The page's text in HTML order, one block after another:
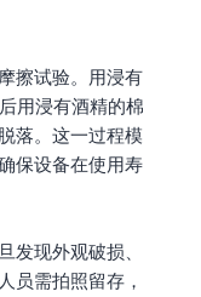
擦试验。用浸有
用浸有酒精的棉
落。这一过程模
保设备在使用寿
发现外观破损、
员需拍照留存，